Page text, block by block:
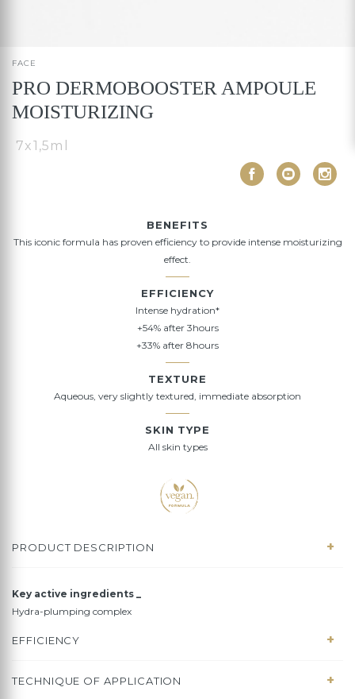
FACE
PRO DERMOBOOSTER AMPOULE
MOISTURIZING
7x1,5ml
BENEFITS
This iconic formula has proven efficiency to provide intense moisturizing
effect.
EFFICIENCY
Intense hydration*
+54% after 3hours
+33% after 8hours
TEXTURE
Aqueous, very slightly textured, immediate absorption
SKIN TYPE
All skin types
PRODUCT DESCRIPTION
Key active ingredients _
Hydra-plumping complex
EFFICIENCY
TECHNIQUE OF APPLICATION